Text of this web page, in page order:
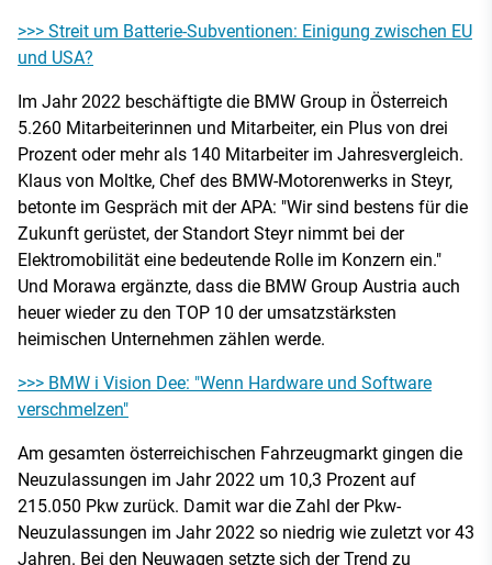
>>> Streit um Batterie-Subventionen: Einigung zwischen EU
und USA?
Im Jahr 2022 beschäftigte die BMW Group in Österreich
5.260 Mitarbeiterinnen und Mitarbeiter, ein Plus von drei
Prozent oder mehr als 140 Mitarbeiter im Jahresvergleich.
Klaus von Moltke, Chef des BMW-Motorenwerks in Steyr,
betonte im Gespräch mit der APA: "Wir sind bestens für die
Zukunft gerüstet, der Standort Steyr nimmt bei der
Elektromobilität eine bedeutende Rolle im Konzern ein."
Und Morawa ergänzte, dass die BMW Group Austria auch
heuer wieder zu den TOP 10 der umsatzstärksten
heimischen Unternehmen zählen werde.
>>> BMW i Vision Dee: "Wenn Hardware und Software
verschmelzen"
Am gesamten österreichischen Fahrzeugmarkt gingen die
Neuzulassungen im Jahr 2022 um 10,3 Prozent auf
215.050 Pkw zurück. Damit war die Zahl der Pkw-
Neuzulassungen im Jahr 2022 so niedrig wie zuletzt vor 43
Jahren. Bei den Neuwagen setzte sich der Trend zu